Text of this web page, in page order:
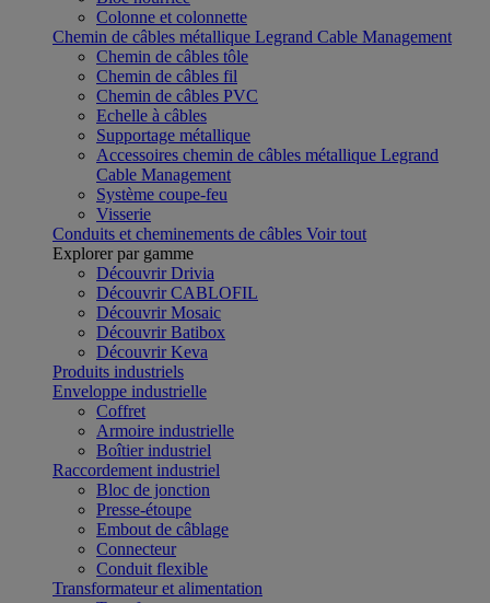
Colonne et colonnette
Chemin de câbles métallique Legrand Cable Management
Chemin de câbles tôle
Chemin de câbles fil
Chemin de câbles PVC
Echelle à câbles
Supportage métallique
Accessoires chemin de câbles métallique Legrand
Cable Management
Système coupe-feu
Visserie
Conduits et cheminements de câbles Voir tout
Explorer par gamme
Découvrir Drivia
Découvrir CABLOFIL
Découvrir Mosaic
Découvrir Batibox
Découvrir Keva
Produits industriels
Enveloppe industrielle
Coffret
Armoire industrielle
Boîtier industriel
Raccordement industriel
Bloc de jonction
Presse-étoupe
Embout de câblage
Connecteur
Conduit flexible
Transformateur et alimentation